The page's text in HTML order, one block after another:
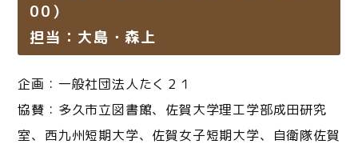
00）
担当：大島・森上
企画：一般社団法人たく２１
協賛：多久市立図書館、佐賀大学理工学部成田研究
室、西九州短期大学、佐賀女子短期大学、自衛隊佐賀